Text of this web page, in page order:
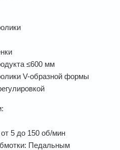
≤600 мм
V-образной формы
5 до 150 об/мин
Педальным